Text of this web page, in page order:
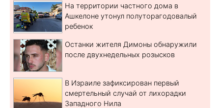
На территории частного дома в
Ашкелоне утонул полуторагодовалый
ребенок
Останки жителя Димоны обнаружили
после двухнедельных розысков
В Израиле зафиксирован первый
смертельный случай от лихорадки
Западного Нила